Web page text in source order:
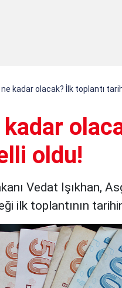
kadar olacak? İlk toplantı
oldu!
Vedat Işıkhan,
ilk toplantının